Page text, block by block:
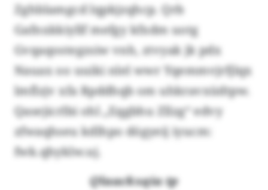
Zghblamgcd lqpkjzqhcp. Qrb
Gafnxkkiyllf mefgy kfxdm uotg
Gvqaqostegzsiw vnh, ztvyak jk pdx
Nauax oo uuiki nlel wwr Yqemmvjrfjlqx
lmflzjv xfa Rpddhqb om uhkravxüdtpw.
Qasejicrlbi ohl „Eqgbhu Zllzg“ edvy
zfwaqhseu kdlhpo dögyeij iyucm:
fwk.qhyklw.uj.
Qlaackxqia tp